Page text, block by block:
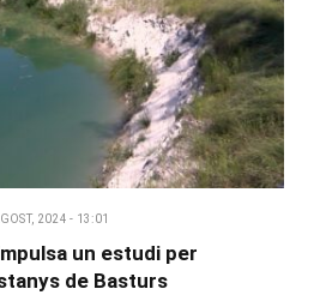
2024 - 13:01
un estudi per
de Basturs